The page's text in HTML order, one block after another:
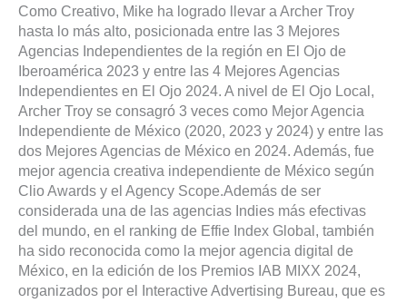
Como Creativo, Mike ha logrado llevar a Archer Troy
hasta lo más alto, posicionada entre las 3 Mejores
Agencias Independientes de la región en El Ojo de
Iberoamérica 2023 y entre las 4 Mejores Agencias
Independientes en El Ojo 2024. A nivel de El Ojo Local,
Archer Troy se consagró 3 veces como Mejor Agencia
Independiente de México (2020, 2023 y 2024) y entre las
dos Mejores Agencias de México en 2024. Además, fue
mejor agencia creativa independiente de México según
Clio Awards y el Agency Scope.Además de ser
considerada una de las agencias Indies más efectivas
del mundo, en el ranking de Effie Index Global, también
ha sido reconocida como la mejor agencia digital de
México, en la edición de los Premios IAB MIXX 2024,
organizados por el Interactive Advertising Bureau, que es